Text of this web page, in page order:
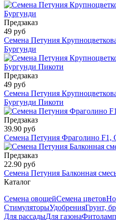
Предзаказ
49 руб
Семена Петуния
Бургунди
Предзаказ
49 руб
Семена Петуния
Бургунди Пикоти
Предзаказ
39.90 руб
Семена Петуния Фраголино F1,
Предзаказ
22.90 руб
Семена Петуния Балконная
Каталог
Семена овощейСемена цветов
СтимуляторыУдобренияГрунт,
Для рассадыДля газона